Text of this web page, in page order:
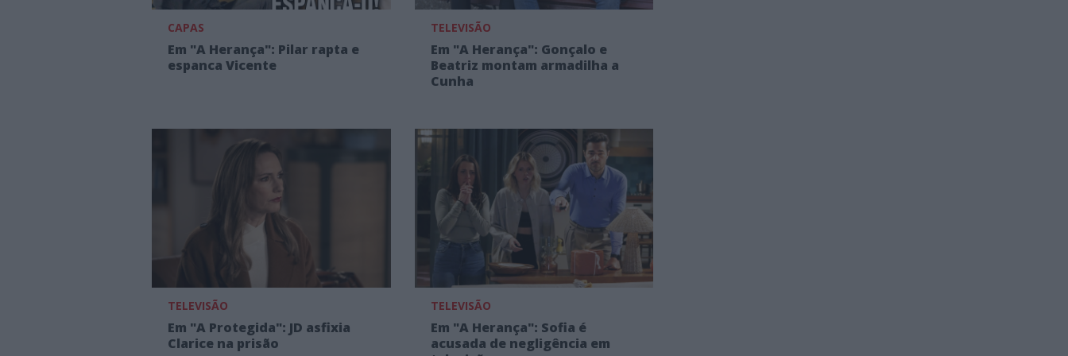
CAPAS
Em "A Herança": Pilar rapta e
espanca Vicente
TELEVISÃO
Em "A Herança": Gonçalo e
Beatriz montam armadilha a
Cunha
TELEVISÃO
Em "A Protegida": JD asfixia
Clarice na prisão
TELEVISÃO
Em "A Herança": Sofia é
acusada de negligência em